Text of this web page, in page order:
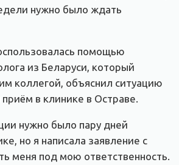
нужно было ждать
помощью
из Беларуси, который
коллегой, объяснил ситуацию
приём в клинике в Остраве.
нужно было пару дней
но я написала заявление с
меня под мою ответственность.